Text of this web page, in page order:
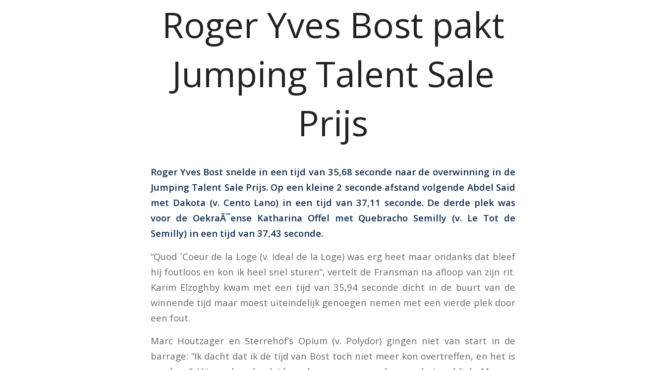
Roger Yves Bost pakt
Jumping Talent Sale
Prijs
Roger Yves Bost snelde in een tijd van 35,68 seconde naar de overwinning in de
Jumping Talent Sale Prijs. Op een kleine 2 seconde afstand volgende Abdel Said
met Dakota (v. Cento Lano) in een tijd van 37,11 seconde. De derde plek was
voor de OekraÃ¯ense Katharina Offel met Quebracho Semilly (v. Le Tot de
Semilly) in een tijd van 37,43 seconde.
“Quod ´Coeur de la Loge (v. Ideal de la Loge) was erg heet maar ondanks dat bleef
hij foutloos en kon ik heel snel sturen”, vertelt de Fransman na afloop van zijn rit.
Karim Elzoghby kwam met een tijd van 35,94 seconde dicht in de buurt van de
winnende tijd maar moest uiteindelijk genoegen nemen met een vierde plek door
een fout.
Marc Houtzager en Sterrehof’s Opium (v. Polydor) gingen niet van start in de
barrage: “Ik dacht dat ik de tijd van Bost toch niet meer kon overtreffen, en het is